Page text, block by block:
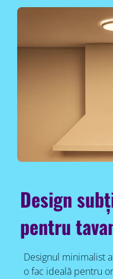
Design
pentru
Designul minimalist
o fac ideală pentru